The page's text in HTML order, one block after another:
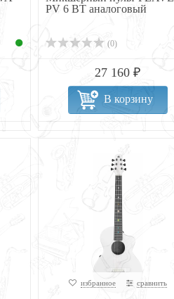
PV 6 BT аналоговый
(0)
27 160 ₽
В корзину
избранное сравнить